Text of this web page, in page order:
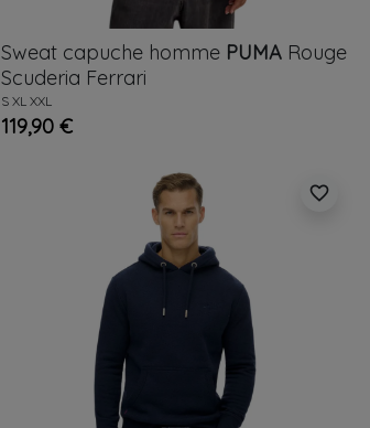
Sweat capuche homme PUMA Rouge
Scuderia Ferrari
S XL XXL
119,90 €
favorite_border